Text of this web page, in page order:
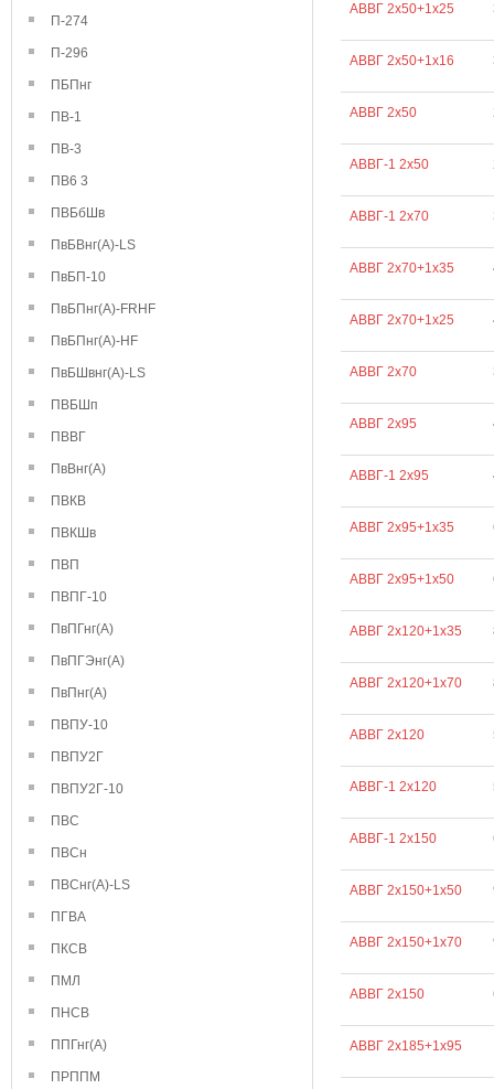
П-274
П-296
ПБПнг
ПВ-1
ПВ-3
ПВ6 3
ПВБбШв
ПвБВнг(А)-LS
ПвБП-10
ПвБПнг(А)-FRHF
ПвБПнг(А)-HF
ПвБШвнг(А)-LS
ПВБШп
ПВВГ
ПвВнг(А)
ПВКВ
ПВКШв
ПВП
ПВПГ-10
ПвПГнг(А)
ПвПГЭнг(А)
ПвПнг(А)
ПВПУ-10
ПВПУ2Г
ПВПУ2Г-10
ПВС
ПВСн
ПВСнг(А)-LS
ПГВА
ПКСВ
ПМЛ
ПНСВ
ППГнг(А)
ПРППМ
АВВГ 2х50+1х25
АВВГ 2х50+1х16
АВВГ 2х50
АВВГ-1 2х50
АВВГ-1 2х70
АВВГ 2х70+1х35
АВВГ 2х70+1х25
АВВГ 2х70
АВВГ 2х95
АВВГ-1 2х95
АВВГ 2х95+1х35
АВВГ 2х95+1х50
АВВГ 2х120+1х35
АВВГ 2х120+1х70
АВВГ 2х120
АВВГ-1 2х120
АВВГ-1 2х150
АВВГ 2х150+1х50
АВВГ 2х150+1х70
АВВГ 2х150
АВВГ 2х185+1х95